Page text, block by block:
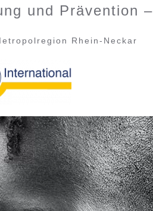
und Prävention –
Rhein-Neckar